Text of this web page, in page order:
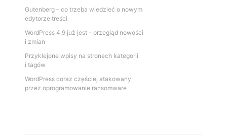
Gutenberg – co trzeba wiedzieć o nowym
edytorze treści
WordPress 4.9 już jest – przegląd nowości
i zmian
Przyklejone wpisy na stronach kategorii
i tagów
WordPress coraz częściej atakowany
przez oprogramowanie ransomware